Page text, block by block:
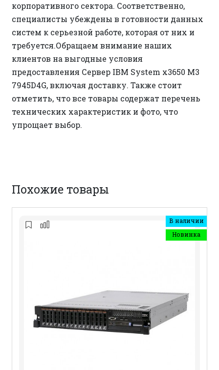
корпоративного сектора. Соответственно,
специалисты убеждены в готовности данных
систем к серьезной работе, которая от них и
требуется.Обращаем внимание наших
клиентов на выгодные условия
предоставления Сервер IBM System x3650 M3
7945D4G, включая доставку. Также стоит
отметить, что все товары содержат перечень
технических характеристик и фото, что
упрощает выбор.
Похожие товары
В наличии
Новинка